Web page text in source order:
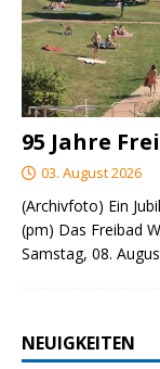
95 Jahre
03. August 2026
(Archivfoto) Ein
(pm) Das Freibad
Samstag, 08.
NEUIGKEITEN